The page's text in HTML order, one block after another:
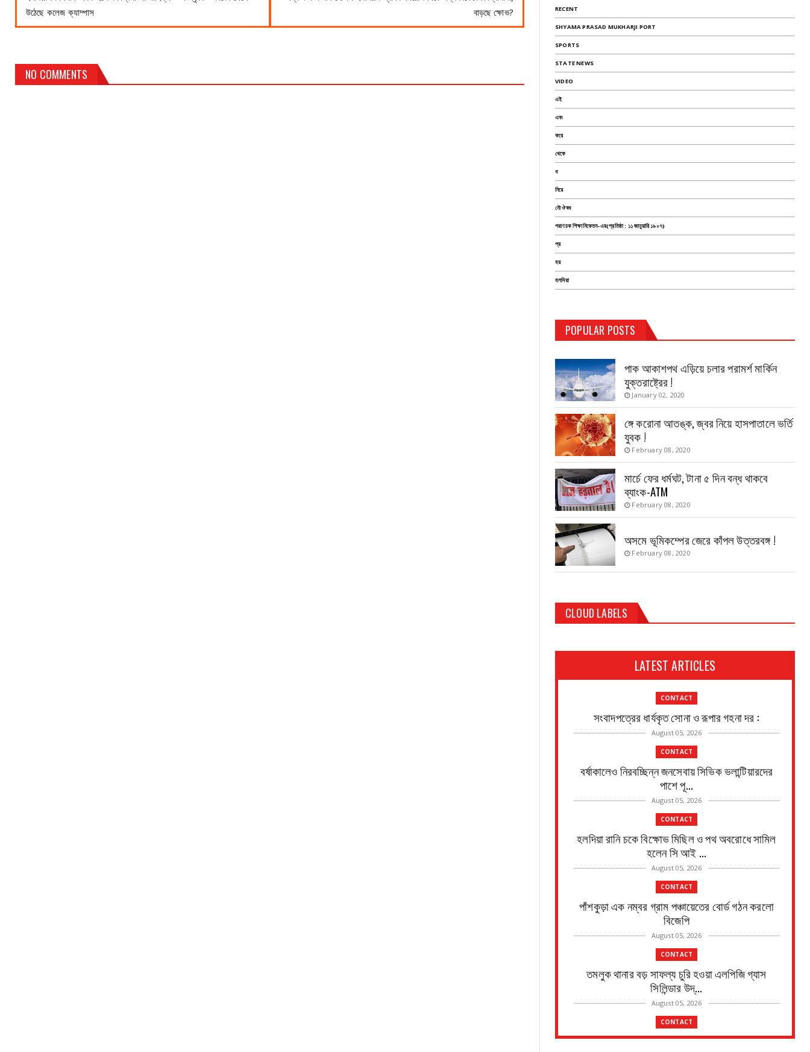
উঠেছে কলেজ ক্যাম্পাস
বাড়ছে ক্ষোভ?
NO COMMENTS
RECENT
SHYAMA PRASAD MUKHARJI PORT
SPORTS
STATE NEWS
VIDEO
এই
এবং
করে
থেকে
ধ
নিয়ে
নৌ ঔষধ
পরাণচক শিক্ষানিকেতন-এর(প্রতিষ্ঠা : ১১ জানুয়ারি ১৯০৭)
প্র
হয়
হলদিয়া
POPULAR POSTS
TEST PAGE
August 14, 2019
পাক আকাশপথ এড়িয়ে চলার পরামর্শ মার্কিন
যুক্তরাষ্ট্রের !
January 02, 2020
ঙ্গে করোনা আতঙ্ক, জ্বর নিয়ে হাসপাতালে ভর্তি
যুবক !
February 08, 2020
মার্চে ফের ধর্মঘট, টানা ৫ দিন বন্ধ থাকবে
ব্যাংক-ATM
February 08, 2020
অসমে ভূমিকম্পের জেরে কাঁপল উত্তরবঙ্গ !
February 08, 2020
CLOUD LABELS
LATEST ARTICLES
CONTACT
সংবাদপত্রের ধার্যকৃত সোনা ও রূপার গহনা দর :
August 05, 2026
CONTACT
বর্ষাকালেও নিরবচ্ছিন্ন জনসেবায় সিভিক ভলান্টিয়ারদের
পাশে পূ...
August 05, 2026
CONTACT
হলদিয়া রানি চকে বিক্ষোভ মিছিল ও পথ অবরোধে সামিল
হলেন সি আই ...
August 05, 2026
CONTACT
পাঁশকুড়া এক নম্বর গ্রাম পঞ্চায়েতের বোর্ড গঠন করলো
বিজেপি
August 05, 2026
CONTACT
তমলুক থানার বড় সাফল্য চুরি হওয়া এলপিজি গ্যাস
সিলিন্ডার উদ্...
August 05, 2026
CONTACT
পাইপ লাইনের গ*র্তে পড়ে শিশুর মৃ*ত্যু, ঘটনাস্থলে